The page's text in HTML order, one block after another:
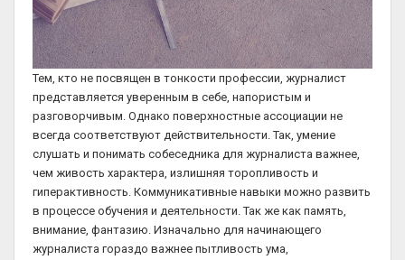
Тем, кто не посвящен в тонкости профессии, журналист
представляется уверенным в себе, напористым и
разговорчивым. Однако поверхностные ассоциации не
всегда соответствуют действительности. Так, умение
слушать и понимать собеседника для журналиста важнее,
чем живость характера, излишняя торопливость и
гиперактивность. Коммуникативные навыки можно развить
в процессе обучения и деятельности. Так же как память,
внимание, фантазию. Изначально для начинающего
журналиста гораздо важнее пытливость ума,